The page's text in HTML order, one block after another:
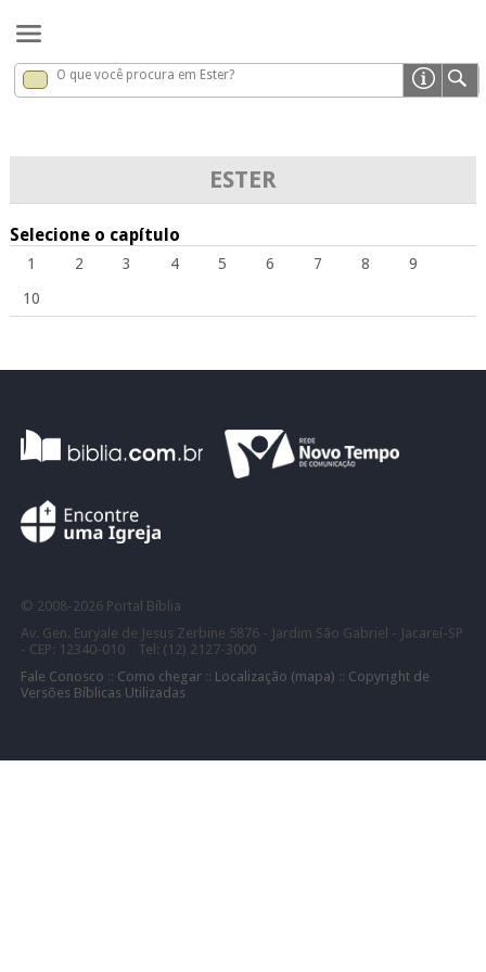
Ester x
O que você procura em Ester?
ESTER
Selecione o capítulo
1 2 3 4 5 6 7 8
9
10
© 2008- 2026 Portal Bíblia
Av. Gen. Euryale de Jesus Zerbine 5876 - Jardim São Gabriel - Jacareí-SP
- CEP: 12340-010 Tel: (12) 2127-3000
Fale Conosco :: Como chegar:: Localização (mapa) :: Copyright de
Versões Bíblicas Utilizadas